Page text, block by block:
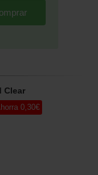
Clear
0,30€